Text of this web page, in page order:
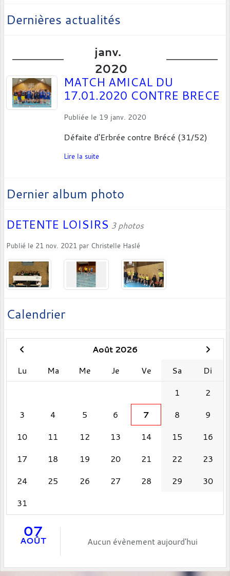
Dernières actualités
janv.
2020
MATCH AMICAL DU
17.01.2020 CONTRE BRECE
Publiée le 19 janv. 2020
Défaite d'Erbrée contre Brécé (31/52)
Lire la suite
Dernier album photo
DETENTE LOISIRS 3 photos
Publié le 21 nov. 2021 par Christelle Haslé
Calendrier
Août 2026
Lu
Ma Me Je Ve Sa
Di
1
2
3
4 5 6 7 8
9
10
11 12 13 14 15
16
17
18 19 20 21 22
23
24
25 26 27 28 29
30
31
07
AOÛT Aucun évènement aujourd'hui